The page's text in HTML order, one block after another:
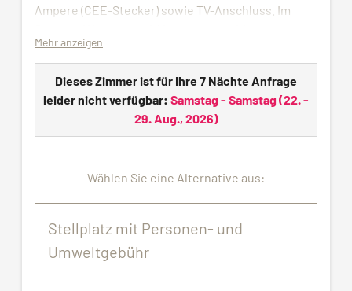
Ampere (CEE-Stecker) sowie TV-Anschluss. Im
Stromverteilungsspesen werden nach Verbrauch
mit € 1 pro kw/H verrechnet.
Alle Bilder dienen nur zu Demonstrationszwecken.
Der zugewiesene Stellplatz entspricht
Mehr anzeigen
Dieses Zimmer ist für Ihre 7 Nächte Anfrage
leider nicht verfügbar: Samstag - Samstag(22. -
29. Aug., 2026)
Wählen Sie eine Alternative aus:
Stellplatz mit Personen- und
Umweltgebühr